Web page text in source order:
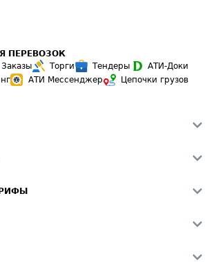
ПЕРЕВОЗОК
Заказы Торги Тендеры
АТИ-Доки
АТИ Мессенджер
Цепочки грузов
сайте